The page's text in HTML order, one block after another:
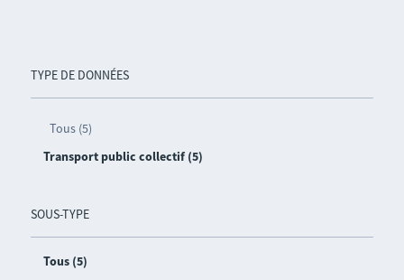
TYPE DE DONNÉES
Tous (5)
Transport public collectif (5)
SOUS-TYPE
Tous (5)